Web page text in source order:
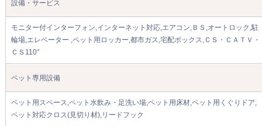
設備・サービス
モニター付インターフォン,インターネット対応,エアコン,ＢＳ,オートロック,駐
輪場,エレベーター ,ペット用ロッカー,都市ガス,宅配ボックス,ＣＳ・ＣＡＴＶ・
ＣＳ110°
ペット専用設備
ペット用スペース,ペット水飲み・足洗い場,ペット用床材,ペット用くぐりドア,
ペット対応クロス(見切り材),リードフック